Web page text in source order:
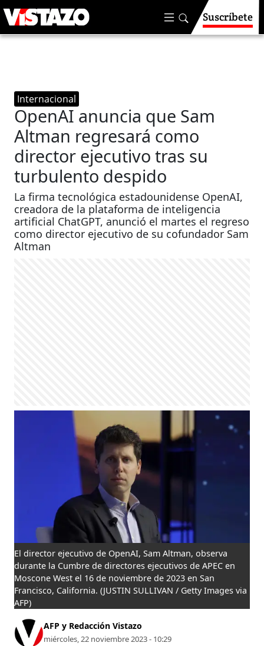
Suscríbete
Internacional
OpenAI anuncia que Sam
Altman regresará como
director ejecutivo tras su
turbulento despido
La firma tecnológica estadounidense OpenAI,
creadora de la plataforma de inteligencia
artificial ChatGPT, anunció el martes el regreso
como director ejecutivo de su cofundador Sam
Altman
El director ejecutivo de OpenAI, Sam Altman, observa
durante la Cumbre de directores ejecutivos de APEC en
Moscone West el 16 de noviembre de 2023 en San
Francisco, California. (JUSTIN SULLIVAN / Getty Images via
AFP)
AFP y Redacción Vistazo
miércoles, 22 noviembre 2023 - 10:29